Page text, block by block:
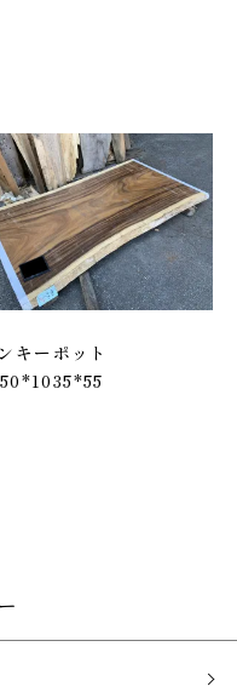
キーポット